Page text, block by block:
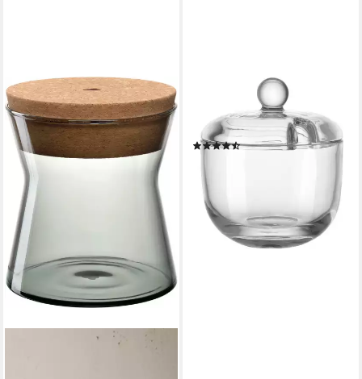
Vorratsdose DELIGHT
061141, Glas, (1-tlg)
(13)
lieferbar - in 2-3 Werktagen bei dir